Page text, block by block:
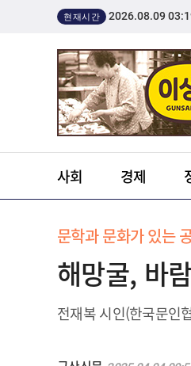
현재시간 2026.08.09
사회 경제
문학과 문화가 있는
해망굴, 바
전재복 시인(한국문인